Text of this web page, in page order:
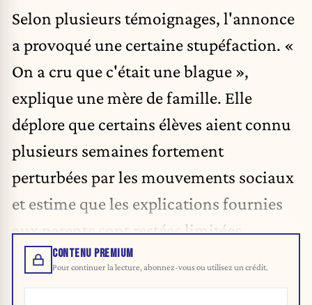
Selon plusieurs témoignages, l'annonce
a provoqué une certaine stupéfaction. «
On a cru que c'était une blague »,
explique une mère de famille. Elle
déplore que certains élèves aient connu
plusieurs semaines fortement
perturbées par les mouvements sociaux
et estime que les explications fournies
aux parents sont restées limitées.
CONTENU PREMIUM
Pour continuer la lecture, abonnez-vous ou utilisez un crédit.